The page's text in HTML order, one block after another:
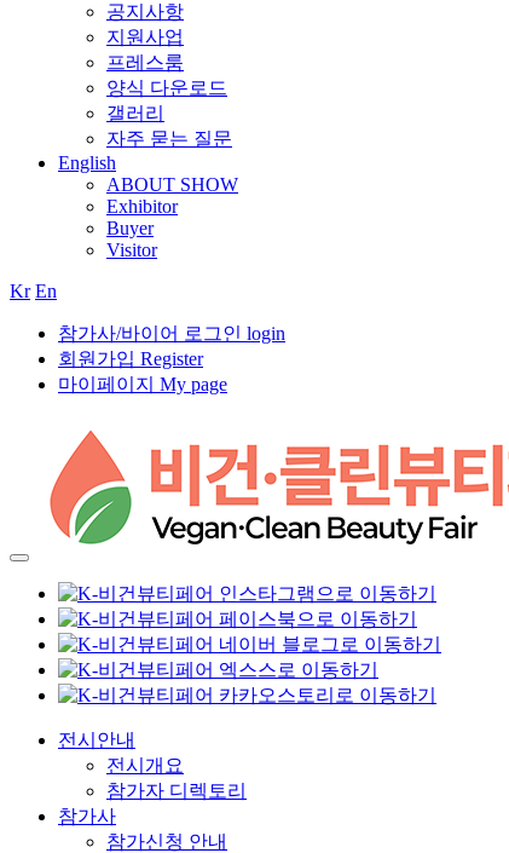
공지사항
지원사업
프레스룸
양식 다운로드
갤러리
자주 묻는 질문
English
ABOUT SHOW
Exhibitor
Buyer
Visitor
Kr En
참가사/바이어 로그인 login
회원가입 Register
마이페이지 My page
전시안내
전시개요
참가자 디렉토리
참가사
참가신청 안내